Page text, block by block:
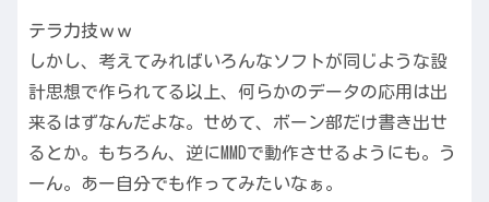
テラ力技ｗｗ
しかし、考えてみればいろんなソフトが同じような設
計思想で作られてる以上、何らかのデータの応用は出
来るはずなんだよな。せめて、ボーン部だけ書き出せ
るとか。もちろん、逆にMMDで動作させるようにも。う
ーん。あー自分でも作ってみたいなぁ。